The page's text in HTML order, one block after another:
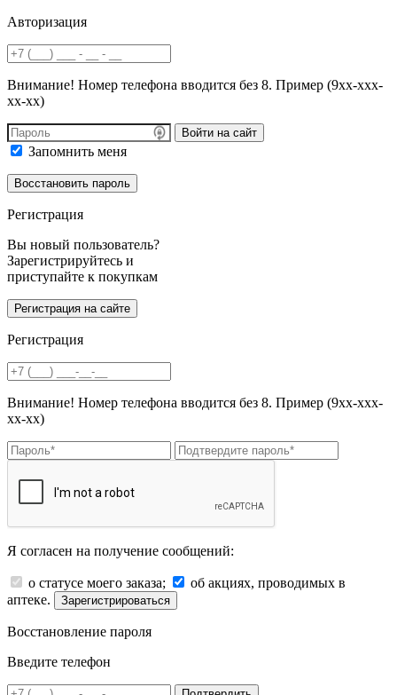
Авторизация
Внимание! Номер телефона вводится без 8. Пример (9хх-ххх-
хх-хх)
Войти на сайт
Запомнить меня
Регистрация
Вы новый пользователь?
Зарегистрируйтесь и
приступайте к покупкам
Регистрация
Внимание! Номер телефона вводится без 8. Пример (9хх-ххх-
хх-хх)
Я согласен на получение сообщений:
о статусе моего заказа;
об акциях, проводимых в
аптеке.
Зарегистрироваться
Восстановление пароля
Введите телефон